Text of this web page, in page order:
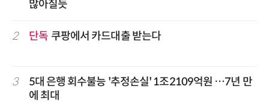
많아질듯
2 단독 쿠팡에서 카드대출 받는다
3
5대 은행 회수불능 '추정손실' 1조2109억원 …7년 만
에 최대